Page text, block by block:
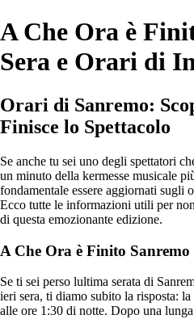
A Che Ora è
Sera e Orari di
Orari di Sanremo:
Finisce lo Spettacolo
Se anche tu sei uno degli spettatori
un minuto della kermesse musicale
fondamentale essere aggiornati sugli
Ecco tutte le informazioni utili per
di questa emozionante edizione.
A Che Ora è Finito Sanremo
Se ti sei perso lultima serata di
ieri sera, ti diamo subito la risposta:
alle ore 1:30 di notte. Dopo una